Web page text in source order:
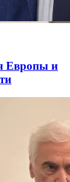
Европы и